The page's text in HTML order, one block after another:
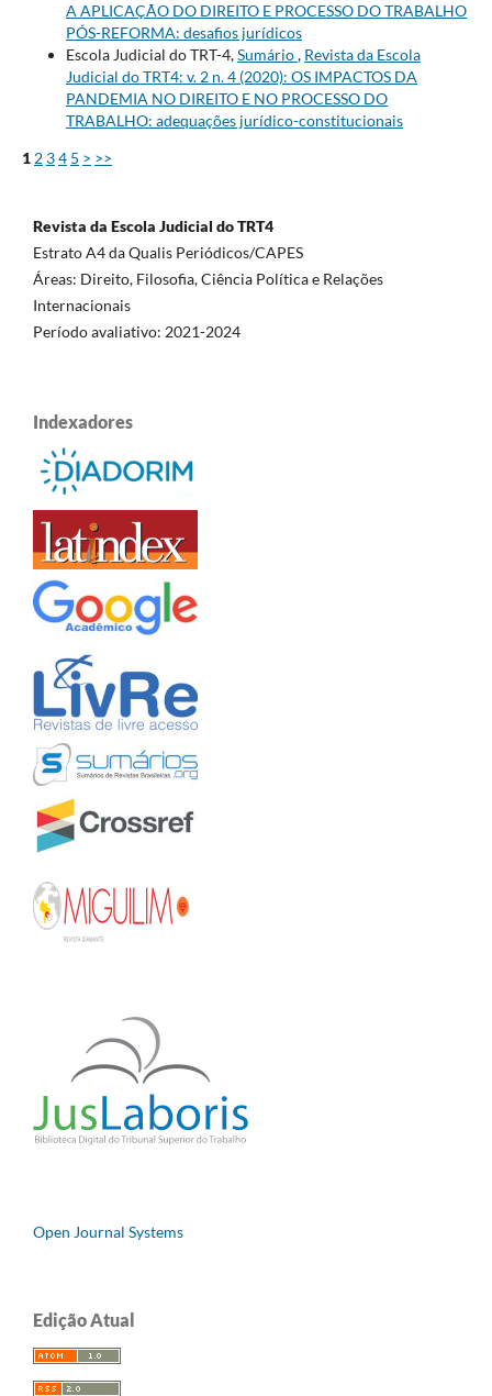
A APLICAÇÃO DO DIREITO E PROCESSO DO TRABALHO
PÓS-REFORMA: desafios jurídicos
Escola Judicial do TRT-4,Sumário, Revista da Escola
Judicial do TRT4: v. 2 n. 4 (2020): OS IMPACTOS DA
PANDEMIA NO DIREITO E NO PROCESSO DO
TRABALHO: adequações jurídico-constitucionais
1 2 34 5 > >>
Revista da Escola Judicial do TRT4
Estrato A4 da Qualis Periódicos/CAPES
Áreas: Direito, Filosofia, Ciência Política e Relações
Internacionais
Período avaliativo: 2021-2024
Indexadores
Open Journal Systems
Edição Atual